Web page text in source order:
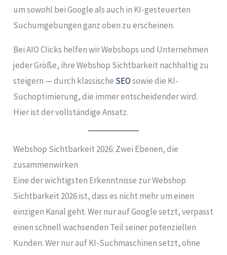
um sowohl bei Google als auch in KI-gesteuerten
Suchumgebungen ganz oben zu erscheinen.
Bei AIO Clicks helfen wir Webshops und Unternehmen
jeder Größe, ihre Webshop Sichtbarkeit nachhaltig zu
steigern — durch klassische SEOsowie die KI-
Suchoptimierung, die immer entscheidender wird.
Hier ist der vollständige Ansatz.
Webshop Sichtbarkeit 2026: Zwei Ebenen, die
zusammenwirken
Eine der wichtigsten Erkenntnisse zur Webshop
Sichtbarkeit 2026 ist, dass es nicht mehr um einen
einzigen Kanal geht. Wer nur auf Google setzt, verpasst
einen schnell wachsenden Teil seiner potenziellen
Kunden. Wer nur auf KI-Suchmaschinen setzt, ohne